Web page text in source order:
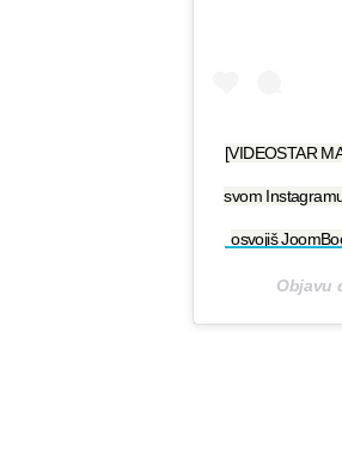
[VIDEOSTAR
svom
osvojiš
Objavu